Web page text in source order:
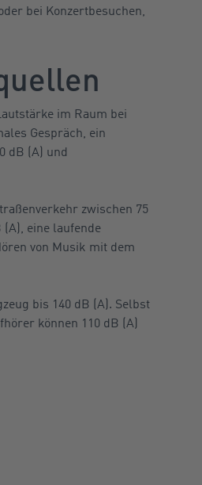
bei Konzertbesuchen,
im Raum bei
Gespräch, ein
dB (A) und
zwischen 75
eine laufende
von Musik mit dem
bis 140 dB (A). Selbst
können 110 dB (A)